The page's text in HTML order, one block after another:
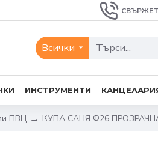
Всички
ИНСТРУМЕНТИ
ПВЦ КУПА САНЯ Ф26